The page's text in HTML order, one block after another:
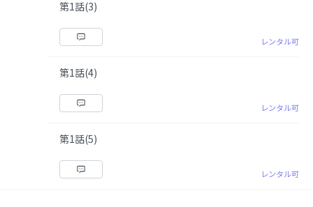
第1話(3)
レンタル可
第1話(4)
レンタル可
第1話(5)
レンタル可